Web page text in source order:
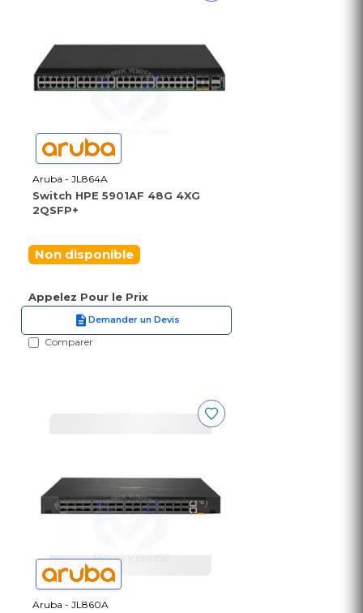
Aruba - JL864A
Switch HPE 5901AF 48G 4XG
2QSFP+
Non disponible
Appelez Pour le Prix
Demander un Devis
Comparer
Aruba - JL860A